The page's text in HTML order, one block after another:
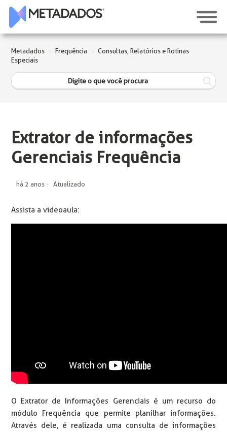
Metadados Frequência
Consultas, Relatórios e Rotinas
Especiais
Extrator de informações
Gerenciais Frequência
há 2 anos Atualizado
Assista a videoaula:
O Extrator de Informações Gerenciais é um recurso do
módulo Frequência que permite planilhar informações.
Através dele, é realizada uma consulta de informações